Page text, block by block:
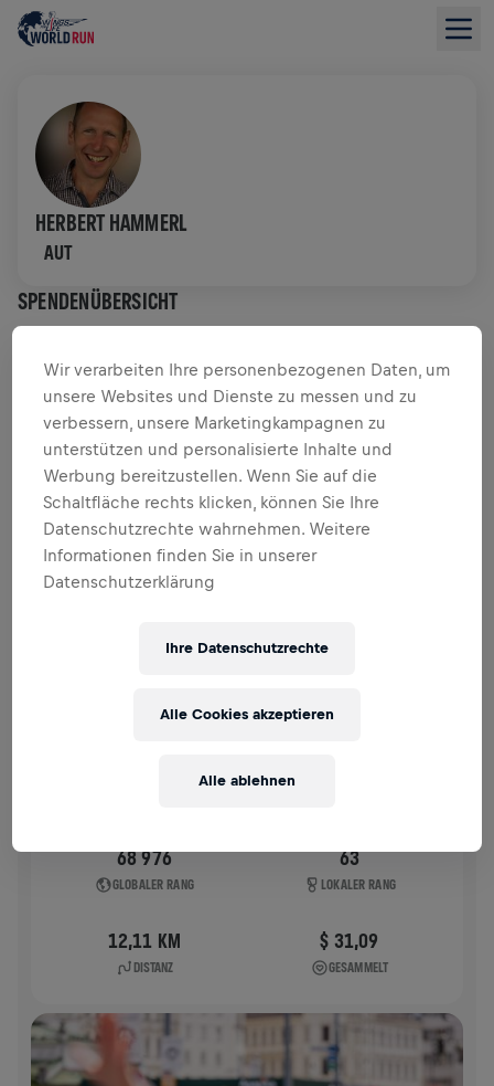
HERBERT HAMMERL
AUT
SPENDENÜBERSICHT
$ 0,00 GESAMMELT VON $ 0,00 ZIEL
SPENDENAKTION SPENDEN
Deine Spende macht den Unterschied! 100 % davon
fließen in die Rückenmarksforschung.
VERGANGENE TEILNAHMEN
10. Mai 2026
68 976
GLOBALER RANG
63
LOKALER RANG
12,11 KM
DISTANZ
$ 31,09
GESAMMELT
Wir verarbeiten Ihre personenbezogenen Daten, um
unsere Websites und Dienste zu messen und zu
verbessern, unsere Marketingkampagnen zu
unterstützen und personalisierte Inhalte und
Werbung bereitzustellen. Wenn Sie auf die
Schaltfläche rechts klicken, können Sie Ihre
Datenschutzrechte wahrnehmen. Weitere
Informationen finden Sie in unserer
Datenschutzerklärung
Ihre Datenschutzrechte
Alle ablehnen
Alle Cookies akzeptieren